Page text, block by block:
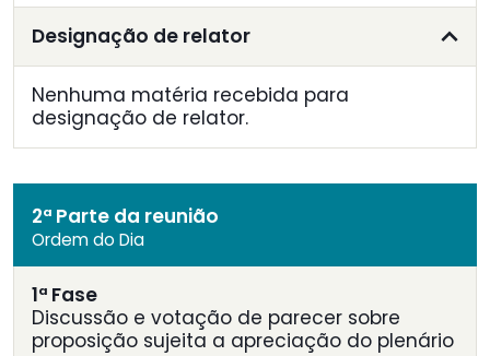
Designação de relator
Nenhuma matéria recebida para
designação de relator.
2ª Parte da reunião
Ordem do Dia
1ª Fase
Discussão e votação de parecer sobre
proposição sujeita a apreciação do plenário